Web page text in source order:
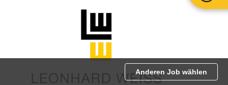
Anderen Job wählen